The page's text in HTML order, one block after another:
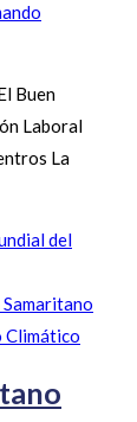
Buen
Laboral
La
del